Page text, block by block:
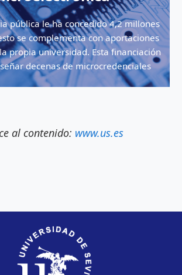
pública le ha concedido 4,2 millones
se complementa con aportaciones
propia universidad. Esta financiación
decenas de microcredenciales
al contenido: www.us.es